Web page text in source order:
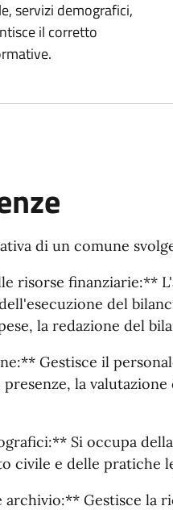
servizi demografici,
il corretto
di un comune
risorse finanziarie:**
del
la redazione del
Gestisce il
la
Si occupa
civile e delle pratiche
Gestisce la